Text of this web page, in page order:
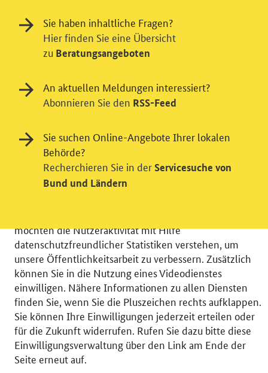
© 2026 Bundesministerium für Wirtschaft und Energie
RSS
Benutzerhinweise
Inhaltsverzeichnis
Impressum
Barrierefreiheit
Datenschutz
Einwilligungsverwaltung
Einwilligung in Tracking und / oder
Videodienst
möchten die Nutzeraktivität mit Hilfe
datenschutzfreundlicher Statistiken verstehen, um
unsere Öffentlichkeitsarbeit zu verbessern. Zusätzlich
können Sie in die Nutzung eines Videodienstes
einwilligen. Nähere Informationen zu allen Diensten
finden Sie, wenn Sie die Pluszeichen rechts aufklappen.
Sie können Ihre Einwilligungen jederzeit erteilen oder
für die Zukunft widerrufen. Rufen Sie dazu bitte diese
Einwilligungsverwaltung über den Link am Ende der
Seite erneut auf.
Sie haben inhaltliche Fragen?
Hier finden Sie eine Übersicht
zu Beratungsangeboten
An aktuellen Meldungen interessiert?
Abonnieren Sie den RSS-Feed
Sie suchen Online-Angebote Ihrer lokalen
Behörde?
Recherchieren Sie in der Servicesuche von
Bund und Ländern